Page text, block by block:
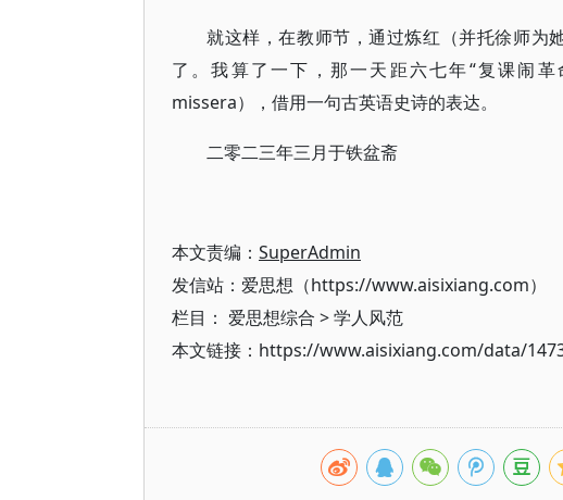
就这样，在教师节，通过炼红（并托徐师为
了。我算了一下，那一天距六七年“复课闹
missera），借用一句古英语史诗的表达。
二零二三年三月于铁盆斋
本文责编： SuperAdmin
发信站：爱思想（https://www.aisixiang.com）
栏目： 爱思想综合 >学人风范
本文链接：https://www.aisixiang.com/data/